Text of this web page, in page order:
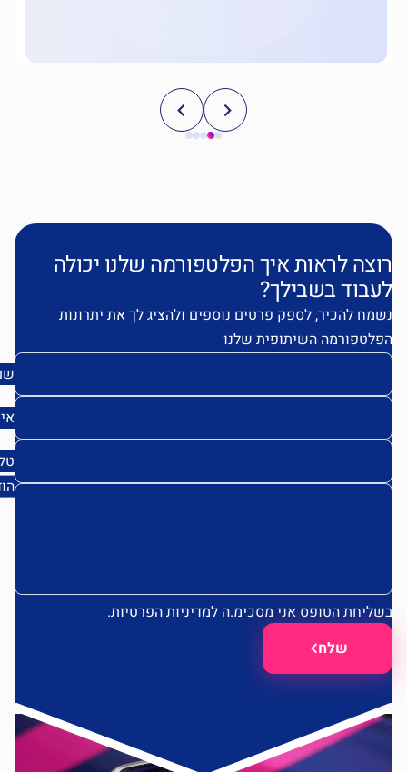
לראות איך הפלטפורמה שלנו יכולה
בשבילך?
להכיר, לספק פרטים נוספים ולהציג לך את יתרונות
השיתופית שלנו
אימייל
טלפון
הודעה
הטופס אני מסכימ.הלמדיניות הפרטיות.
שלח